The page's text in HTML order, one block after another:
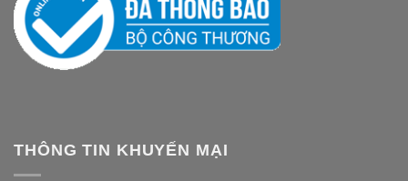
THÔNG TIN KHUYẾN MẠI